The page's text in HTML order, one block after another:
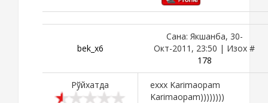
bek_x6
Сана: Якшанба, 30-
Окт-2011, 23:50 | Изох #
178
Рўйхатда
exxx Karimaopam
Karimaopam))))))))